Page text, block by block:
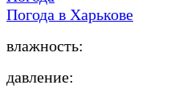
Погода в Харькове
влажность:
давление: